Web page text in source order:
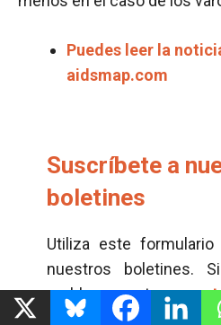
Puedes leer la
aidsmap.com
Suscríbete a
boletines
Utiliza este
nuestros boletines.
problema ponte en